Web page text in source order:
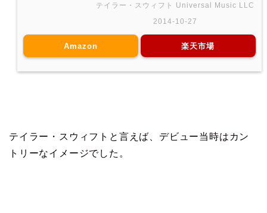
テイラー・スウィフト Universal Music LLC
2014-10-27
Amazon 楽天市場
テイラー・スウィフトと言えば、デビュー当時はカン
トリーなイメージでした。